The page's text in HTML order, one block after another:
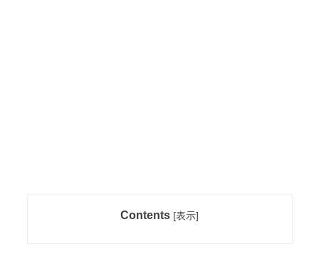
Contents [表示]